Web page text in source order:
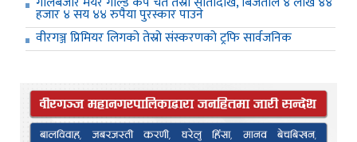
हजार ४ सय ४४ रुपैया पुरस्कार पाउने
वीरगञ्ज प्रिमियर लिगको तेस्रो संस्करणको ट्रफि सार्वजनिक